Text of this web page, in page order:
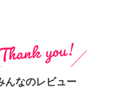
んなのレビュー